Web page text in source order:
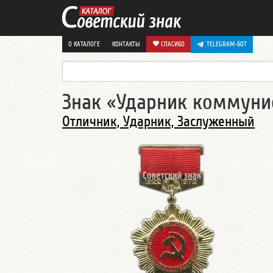
О КАТАЛОГЕ КОНТАКТЫ СПАСИБО TELEGRAM-БОТ
Знак «Ударник
Отличник, Ударник, Заслуженный